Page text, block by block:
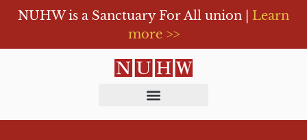
NUHW is a Sanctuary For All union | Learn
more >>